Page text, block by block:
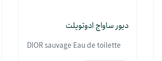
دیور ساواج ادوتویلت
DIOR sauvage Eau de toilette